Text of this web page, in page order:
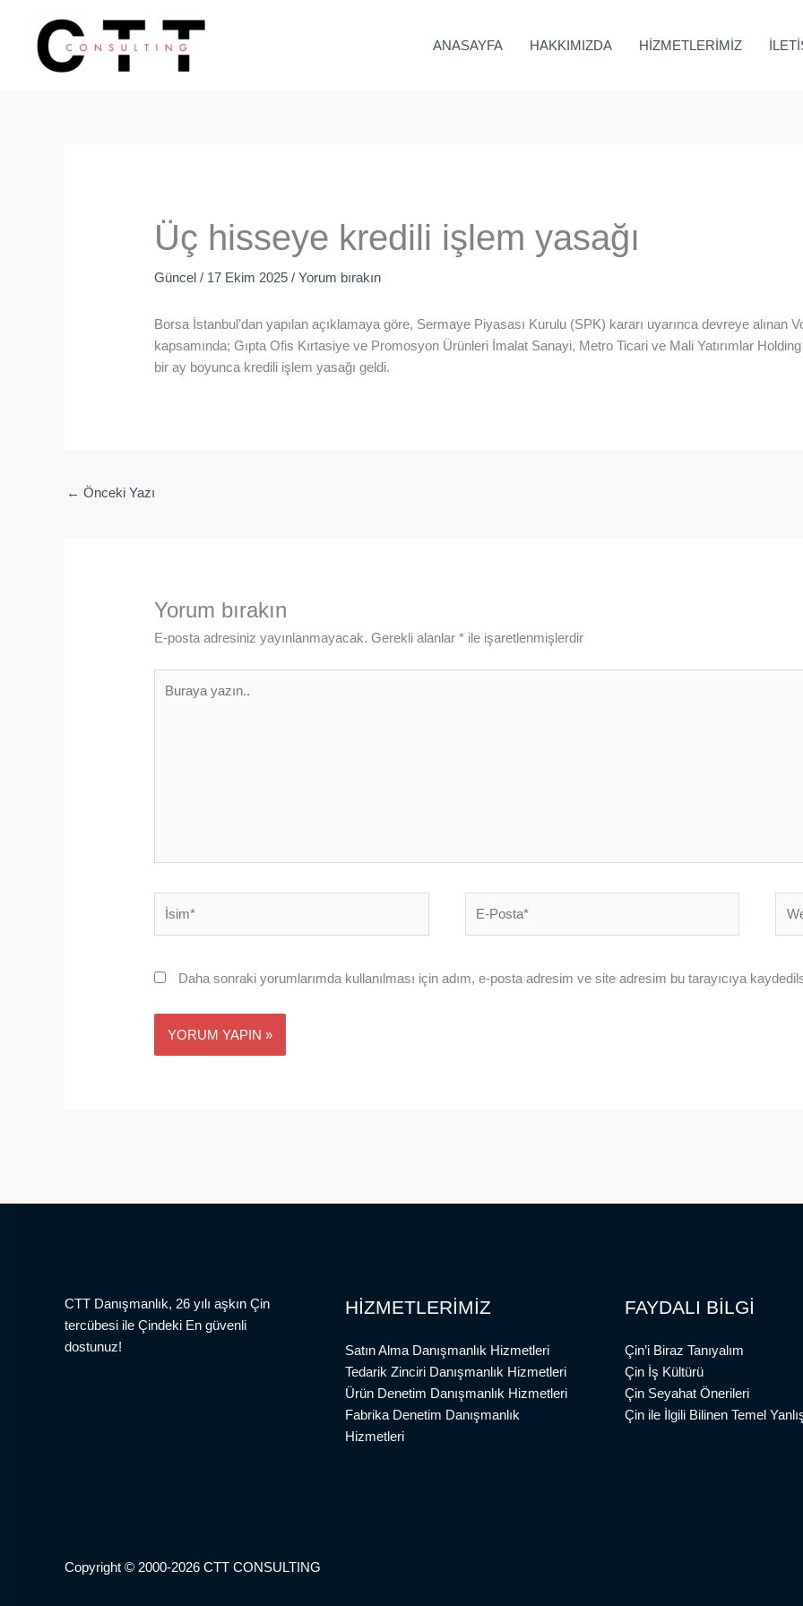
ANASAYFA
HAKKIMIZDA HİZMETLERİMİZ
Üç hisseye kredili işlem yasağı
Güncel / 17 Ekim 2025/Yorum bırakın
Borsa İstanbul’dan yapılan açıklamaya göre, Sermaye Piyasası Kurulu (SPK) kararı uyarınca devreye alınan
kapsamında; Gıpta Ofis Kırtasiye ve Promosyon Ürünleri İmalat Sanayi, Metro Ticari ve Mali Yatırımlar
bir ay boyunca kredili işlem yasağı geldi.
← Önceki Yazı
Yorum bırakın
E-posta adresiniz yayınlanmayacak. Gerekli alanlar* ile işaretlenmişlerdir
yazın..
Posta*
Daha sonraki yorumlarımda kullanılması için adım, e-posta adresim ve site adresim bu tarayıcıya
CTT Danışmanlık, 26 yılı aşkın Çin
tercübesi ile Çindeki En güvenli
dostunuz!
HİZMETLERİMİZ
Satın Alma Danışmanlık Hizmetleri
Tedarik Zinciri Danışmanlık Hizmetleri
Ürün Denetim Danışmanlık Hizmetleri
Fabrika Denetim Danışmanlık
Hizmetleri
FAYDALI BİLGİ
Çin’i Biraz Tanıyalım
Çin İş Kültürü
Çin Seyahat Önerileri
Çin ile İlgili Bilinen Temel
Copyright © 2000-2026 CTT CONSULTING